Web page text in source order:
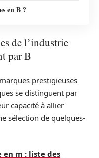
en B ?
de l’industrie
par B
prestigieuses
se distinguent par
capacité à allier
sélection de quelques-
en m : liste des